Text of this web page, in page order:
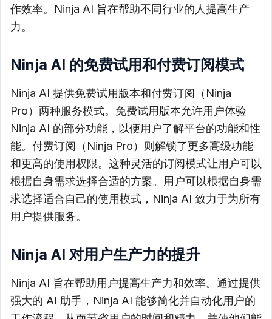
作效率。Ninja AI 旨在帮助不同行业的人提高生产
力。
Ninja AI 的免费试用和付费订阅模式
Ninja AI 提供免费试用版本和付费订阅（Ninja
Pro）两种服务模式。免费试用版本允许用户体验
Ninja AI 的部分功能，以便用户了解平台的功能和性
能。付费订阅（Ninja Pro）则解锁了更多高级功能
和更高的使用权限。这种灵活的订阅模式让用户可以
根据自身需求选择合适的方案。用户可以根据自身需
求选择适合自己的使用模式，Ninja AI 致力于为所有
用户提供服务。
Ninja AI 对用户生产力的提升
Ninja AI 旨在帮助用户提高生产力和效率。通过提供
强大的 AI 助手，Ninja AI 能够简化并自动化用户的